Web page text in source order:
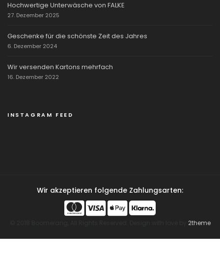
Hochwertige Unterwäsche von FALKE
27. Dezember 2025
Geschenke für die schönste Zeit des Jahres
6. Dezember 2024
Wir versenden Kartons mehrfach
16. Dezember 2022
INSTAGRAM FEED
Wir akzeptieren folgende Zahlungsarten:
2theme